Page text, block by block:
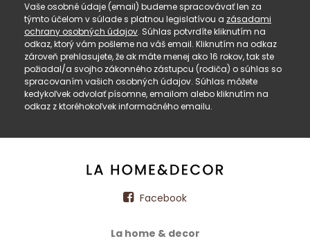
Vaše osobné údaje (email) budeme spracovávať len za
týmto účelom v súlade s platnou legislatívou a zásadami
ochrany osobných údajov. Súhlas potvrdíte kliknutím na
odkaz, ktorý vám pošleme na váš email. Kliknutím na odkaz
zároveň prehlasujete, že ak máte menej ako 16 rokov, tak ste
požiadal/a svojho zákonného zástupcu (rodiča) o súhlas so
spracovaním vašich osobných údajov. Súhlas môžete
kedykoľvek odvolať písomne, emailom alebo kliknutím na
odkaz z ktoréhokoľvek informačného emailu.
Facebook
La home & decor